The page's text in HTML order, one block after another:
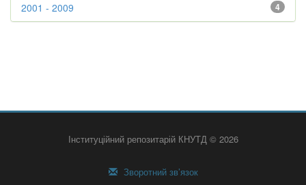
4
2001 - 2009
Інституційний репозитарій КНУТД © 2026
Зворотний зв’язок